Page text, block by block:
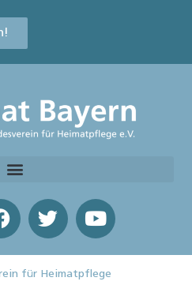
für Heimatpflege